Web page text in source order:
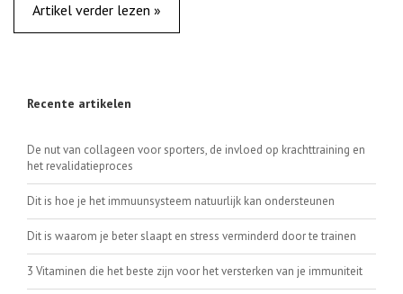
Artikel verder lezen »
Recente artikelen
De nut van collageen voor sporters, de invloed op krachttraining en
het revalidatieproces
Dit is hoe je het immuunsysteem natuurlijk kan ondersteunen
Dit is waarom je beter slaapt en stress verminderd door te trainen
3 Vitaminen die het beste zijn voor het versterken van je immuniteit